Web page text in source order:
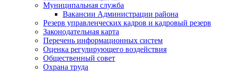
Муниципальная служба
Вакансии Администрации района
Резерв управленческих кадров и кадровый резерв
Законодательная карта
Перечень информационных систем
Оценка регулирующего воздействия
Общественный совет
Охрана труда